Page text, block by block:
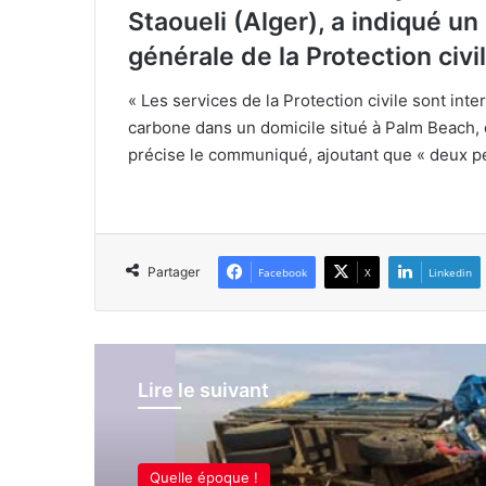
Staoueli (Alger), a indiqué
générale de la Protection
« Les services de la Protection civile sont
carbone dans un domicile situé à Palm
précise le communiqué, ajoutant que « deux
Partager Facebook X Linkedin
Lire le suivant
Quelle époque !